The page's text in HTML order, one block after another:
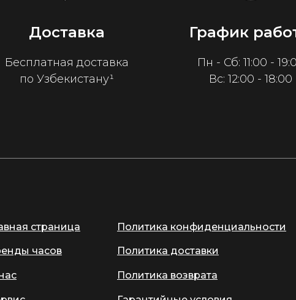
Доставка
Бесплатная доставка
по Узбекистану¹
График
Пн - Сб: 11:00 -
Вс: 12:00 - 18:00
страница
часов
Политика конфиденциальности
Политика доставки
Политика возврата